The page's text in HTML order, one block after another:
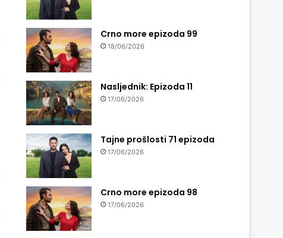
Crno more epizoda 99
18/06/2026
Nasljednik: Epizoda 11
17/06/2026
Tajne prošlosti 71 epizoda
17/06/2026
Crno more epizoda 98
17/06/2026